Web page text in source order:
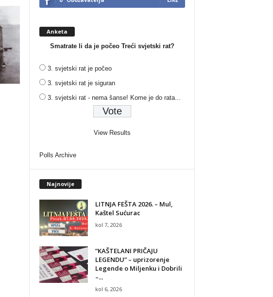
Anketa
Smatrate li da je počeo Treći svjetski rat?
3. svjetski rat je počeo
3. svjetski rat je siguran
3. svjetski rat - nema šanse! Kome je do rata...
View Results
Polls Archive
Najnovije
LITNJA FEŠTA 2026. – Mul,
Kaštel Sućurac
kol 7, 2026
“KAŠTELANI PRIČAJU
LEGENDU” – uprizorenje
Legende o Miljenku i Dobrili
–...
kol 6, 2026